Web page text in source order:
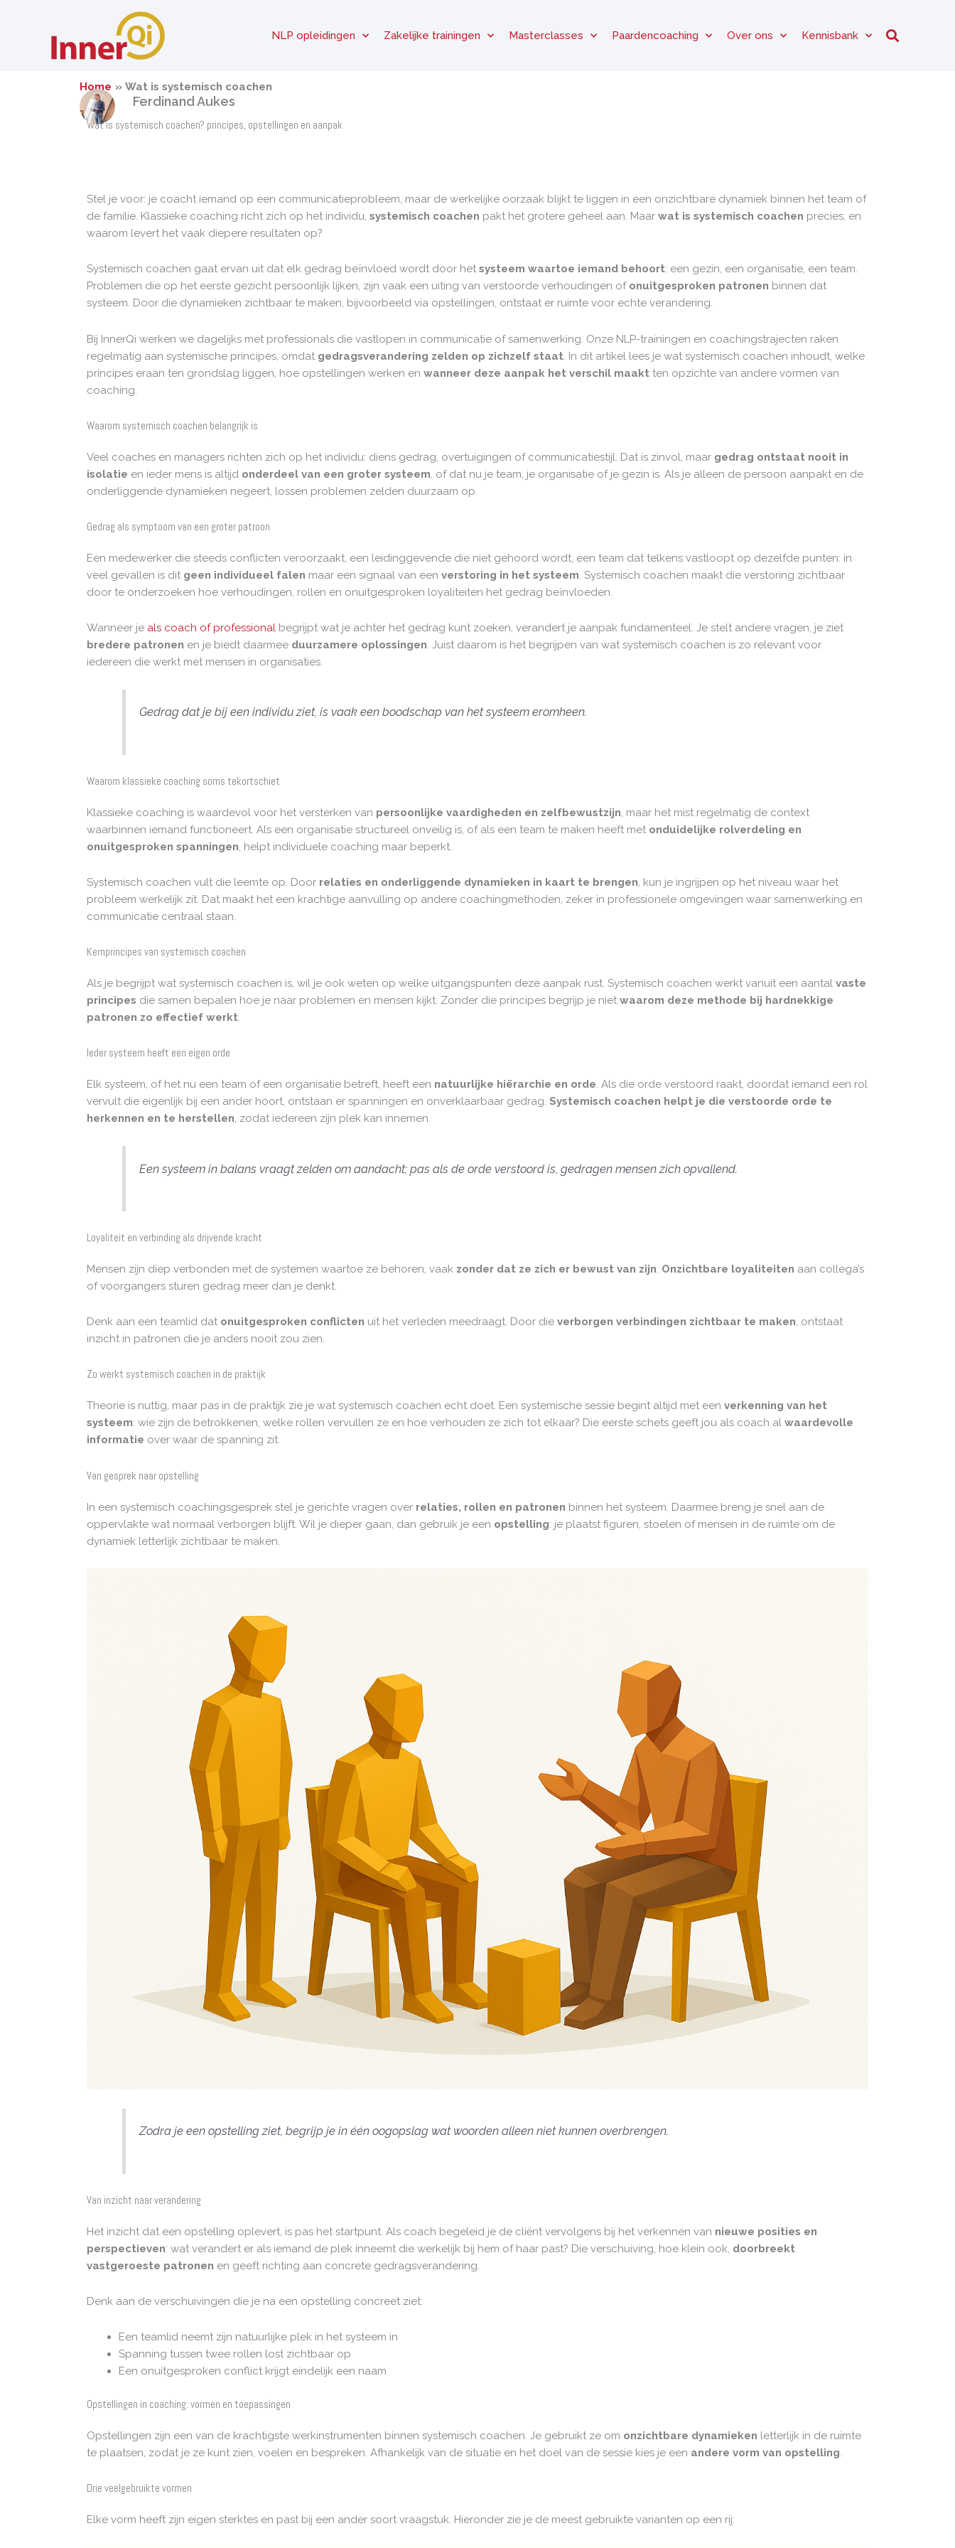
NLP opleidingen Zakelijke trainingen Masterclasses Paardencoaching Over ons Kennisbank
Home Wat is systemisch coachen
Ferdinand Aukes
Wat is systemisch coachen? principes, opstellingen en aanpak
Stel je voor: je coacht iemand op een communicatieprobleem, maar de werkelijke oorzaak blijkt te liggen in een onzichtbare dynamiek binnen het team of
de familie. Klassieke coaching richt zich op het individu, systemisch coachen pakt het grotere geheel aan. Maar wat is systemisch coachen precies, en
waarom levert het vaak diepere resultaten op?
Systemisch coachen gaat ervan uit dat elk gedrag beïnvloed wordt door het systeem waartoe iemand behoort: een gezin, een organisatie, een team.
Problemen die op het eerste gezicht persoonlijk lijken, zijn vaak een uiting van verstoorde verhoudingen of onuitgesproken patronen binnen dat
systeem. Door die dynamieken zichtbaar te maken, bijvoorbeeld via opstellingen, ontstaat er ruimte voor echte verandering.
Bij InnerQi werken we dagelijks met professionals die vastlopen in communicatie of samenwerking. Onze NLP-trainingen en coachingstrajecten raken
regelmatig aan systemische principes, omdat gedragsverandering zelden op zichzelf staat . In dit artikel lees je wat systemisch coachen inhoudt, welke
principes eraan ten grondslag liggen, hoe opstellingen werken en wanneer deze aanpak het verschil maakt ten opzichte van andere vormen van
coaching.
Waarom systemisch coachen belangrijk is
Veel coaches en managers richten zich op het individu: diens gedrag, overtuigingen of communicatiestijl. Dat is zinvol, maar gedrag ontstaat nooit in
isolatie en ieder mens is altijd onderdeel van een groter systeem, of dat nu je team, je organisatie of je gezin is. Als je alleen de persoon aanpakt en de
onderliggende dynamieken negeert, lossen problemen zelden duurzaam op.
Gedrag als symptoom van een groter patroon
Een medewerker die steeds conflicten veroorzaakt, een leidinggevende die niet gehoord wordt, een team dat telkens vastloopt op dezelfde punten: in
veel gevallen is dit geen individueel falen maar een signaal van een verstoring in het systeem. Systemisch coachen maakt die verstoring zichtbaar
door te onderzoeken hoe verhoudingen, rollen en onuitgesproken loyaliteiten het gedrag beïnvloeden.
Wanneer je als coach of professional begrijpt wat je achter het gedrag kunt zoeken, verandert je aanpak fundamenteel. Je stelt andere vragen, je ziet
bredere patronen en je biedt daarmee duurzamere oplossingen. Juist daarom is het begrijpen van wat systemisch coachen is zo relevant voor
iedereen die werkt met mensen in organisaties.
Gedrag dat je bij een individu ziet, is vaak een boodschap van het systeem eromheen.
Waarom klassieke coaching soms tekortschiet
Klassieke coaching is waardevol voor het versterken van persoonlijke vaardigheden en zelfbewustzijn, maar het mist regelmatig de context
waarbinnen iemand functioneert. Als een organisatie structureel onveilig is, of als een team te maken heeft met onduidelijke rolverdeling en
onuitgesproken spanningen, helpt individuele coaching maar beperkt.
Systemisch coachen vult die leemte op. Door relaties en onderliggende dynamieken in kaart te brengen, kun je ingrijpen op het niveau waar het
probleem werkelijk zit. Dat maakt het een krachtige aanvulling op andere coachingmethoden, zeker in professionele omgevingen waar samenwerking en
communicatie centraal staan.
Kernprincipes van systemisch coachen
Als je begrijpt wat systemisch coachen is, wil je ook weten op welke uitgangspunten deze aanpak rust. Systemisch coachen werkt vanuit een aantal vaste
principes die samen bepalen hoe je naar problemen en mensen kijkt. Zonder die principes begrijp je niet waarom deze methode bij hardnekkige
patronen zo effectief werkt.
Ieder systeem heeft een eigen orde
Elk systeem, of het nu een team of een organisatie betreft, heeft een natuurlijke hiërarchie en orde. Als die orde verstoord raakt, doordat iemand een rol
vervult die eigenlijk bij een ander hoort, ontstaan er spanningen en onverklaarbaar gedrag. Systemisch coachen helpt je die verstoorde orde te
herkennen en te herstellen, zodat iedereen zijn plek kan innemen.
Een systeem in balans vraagt zelden om aandacht; pas als de orde verstoord is, gedragen mensen zich opvallend.
Loyaliteit en verbinding als drijvende kracht
Mensen zijn diep verbonden met de systemen waartoe ze behoren, vaak zonder dat ze zich er bewust van zijn. Onzichtbare loyaliteiten aan collega’s
of voorgangers sturen gedrag meer dan je denkt.
Denk aan een teamlid dat onuitgesproken conflicten uit het verleden meedraagt. Door die verborgen verbindingen zichtbaar te maken, ontstaat
inzicht in patronen die je anders nooit zou zien.
Zo werkt systemisch coachen in de praktijk
Theorie is nuttig, maar pas in de praktijk zie je wat systemisch coachen echt doet. Een systemische sessie begint altijd met een verkenning van het
systeem: wie zijn de betrokkenen, welke rollen vervullen ze en hoe verhouden ze zich tot elkaar? Die eerste schets geeft jou als coach al waardevolle
informatie over waar de spanning zit.
Van gesprek naar opstelling
In een systemisch coachingsgesprek stel je gerichte vragen over relaties, rollen en patronen binnen het systeem. Daarmee breng je snel aan de
oppervlakte wat normaal verborgen blijft. Wil je dieper gaan, dan gebruik je een opstelling: je plaatst figuren, stoelen of mensen in de ruimte om de
dynamiek letterlijk zichtbaar te maken.
Zodra je een opstelling ziet, begrijp je in één oogopslag wat woorden alleen niet kunnen overbrengen.
Van inzicht naar verandering
Het inzicht dat een opstelling oplevert, is pas het startpunt. Als coach begeleid je de cliënt vervolgens bij het verkennen van nieuwe posities en
perspectieven: wat verandert er als iemand de plek inneemt die werkelijk bij hem of haar past? Die verschuiving, hoe klein ook, doorbreekt
vastgeroeste patronen en geeft richting aan concrete gedragsverandering.
Denk aan de verschuivingen die je na een opstelling concreet ziet:
Een teamlid neemt zijn natuurlijke plek in het systeem in
Spanning tussen twee rollen lost zichtbaar op
Een onuitgesproken conflict krijgt eindelijk een naam
Opstellingen in coaching: vormen en toepassingen
Opstellingen zijn een van de krachtigste werkinstrumenten binnen systemisch coachen. Je gebruikt ze om onzichtbare dynamieken letterlijk in de ruimte
te plaatsen, zodat je ze kunt zien, voelen en bespreken. Afhankelijk van de situatie en het doel van de sessie kies je een andere vorm van opstelling.
Drie veelgebruikte vormen
Elke vorm heeft zijn eigen sterktes en past bij een ander soort vraagstuk. Hieronder zie je de meest gebruikte varianten op een rij: